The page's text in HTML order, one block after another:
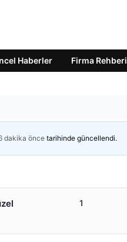
Haberler Firma Rehberi
dakika öncetarihinde güncellendi.
1